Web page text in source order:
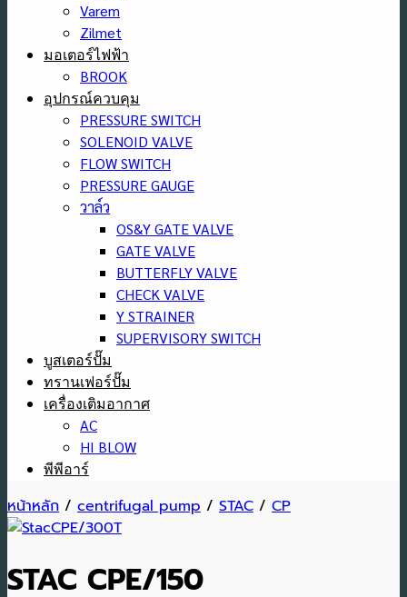
Varem
Zilmet
มอเตอร์ไฟฟ้า
BROOK
อุปกรณ์ควบคุม
PRESSURE SWITCH
SOLENOID VALVE
FLOW SWITCH
PRESSURE GAUGE
วาล์ว
OS&Y GATE VALVE
GATE VALVE
BUTTERFLY VALVE
CHECK VALVE
Y STRAINER
SUPERVISORY SWITCH
บูสเตอร์ปั๊ม
ทรานเฟอร์ปั๊ม
เครื่องเติมอากาศ
AC
HI BLOW
พีพีอาร์
หน้าหลัก / centrifugal pump / STAC / CP
STAC CPE/150